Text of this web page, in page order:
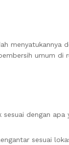
menyatukannya
umum di
dengan apa
sesuai